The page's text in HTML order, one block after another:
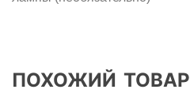
ПОХОЖИЙ ТОВАР